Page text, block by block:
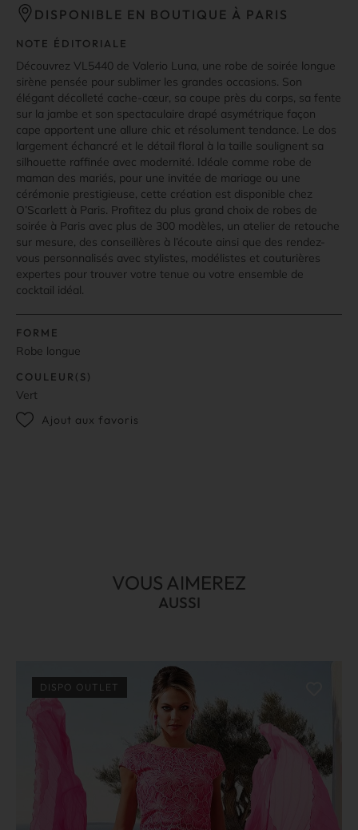
DISPONIBLE EN BOUTIQUE À PARIS
NOTE ÉDITORIALE
Découvrez VL5440 de Valerio Luna, une robe de soirée longue
sirène pensée pour sublimer les grandes occasions. Son
élégant décolleté cache-cœur, sa coupe près du corps, sa fente
sur la jambe et son spectaculaire drapé asymétrique façon
cape apportent une allure chic et résolument tendance. Le dos
largement échancré et le détail floral à la taille soulignent sa
silhouette raffinée avec modernité. Idéale comme robe de
maman des mariés, pour une invitée de mariage ou une
cérémonie prestigieuse, cette création est disponible chez
O’Scarlett à Paris. Profitez du plus grand choix de robes de
soirée à Paris avec plus de 300 modèles, un atelier de retouche
sur mesure, des conseillères à l’écoute ainsi que des rendez-
vous personnalisés avec stylistes, modélistes et couturières
expertes pour trouver votre tenue ou votre ensemble de
cocktail idéal.
FORME
Robe longue
COULEUR(S)
Vert
Ajout aux favoris
VOUS AIMEREZ
AUSSI
DISPO OUTLET